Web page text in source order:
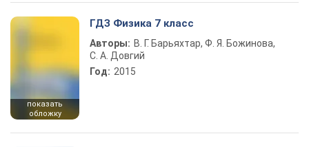
показать
обложку
ГДЗ Физика 7 класс
Авторы: В. Г. Барьяхтар, Ф. Я. Божинова,
С. А. Довгий
Год: 2015